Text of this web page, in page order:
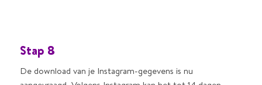
Stap 8
De download van je Instagram-gegevens is nu